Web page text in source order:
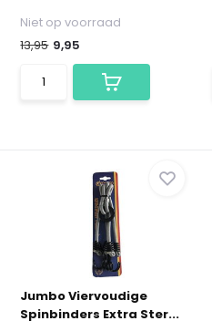
Niet op voorraad
13,95 9,95
Jumbo Viervoudige
Spinbinders Extra Ster...